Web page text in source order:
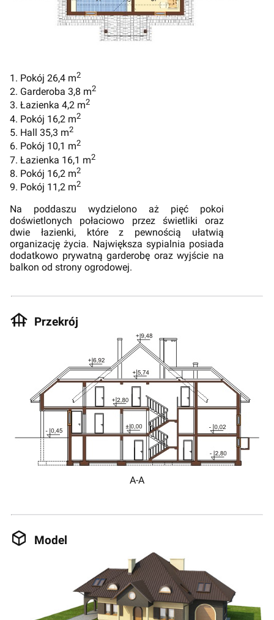
1. Pokój 26,4 m2
2. Garderoba 3,8 m2
3. Łazienka 4,2 m2
4. Pokój 16,2 m2
5. Hall 35,3 m2
6. Pokój 10,1 m2
7. Łazienka 16,1 m2
8. Pokój 16,2 m2
9. Pokój 11,2 m2
Na poddaszu wydzielono aż pięć pokoi
doświetlonych połaciowo przez świetliki oraz
dwie łazienki, które z pewnością ułatwią
organizację życia. Największa sypialnia posiada
dodatkowo prywatną garderobę oraz wyjście na
balkon od strony ogrodowej.
Przekrój
A-A
Model